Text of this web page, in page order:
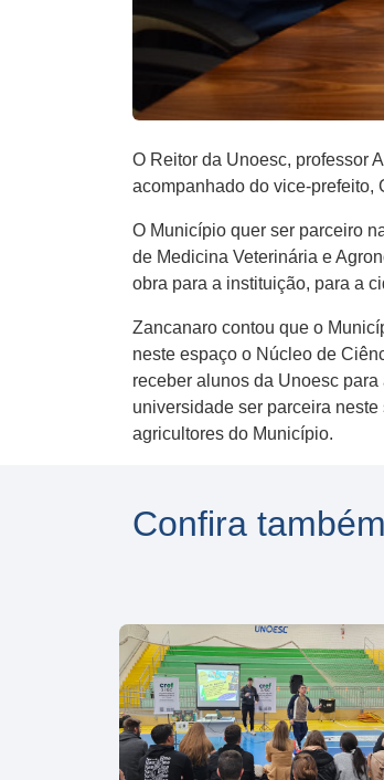
O Reitor da Unoesc, professor
acompanhado do vice-prefeito,
O Município quer ser parceiro
de Medicina Veterinária e
obra para a instituição, para a
Zancanaro contou que o
neste espaço o Núcleo de
receber alunos da Unoesc
universidade ser parceira
agricultores do Município.
Confira também